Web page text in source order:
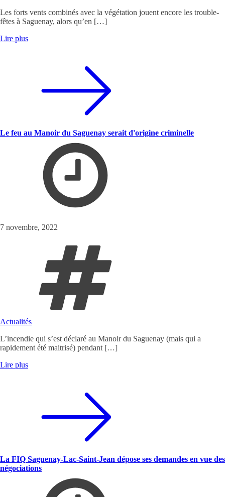
Les forts vents combinés avec la végétation jouent encore les trouble-
fêtes à Saguenay, alors qu’en […]
Lire plus
Le feu au Manoir du Saguenay serait d'origine criminelle
7 novembre, 2022
Actualités
L’incendie qui s’est déclaré au Manoir du Saguenay (mais qui a
rapidement été maitrisé) pendant […]
Lire plus
La FIQ Saguenay-Lac-Saint-Jean dépose ses demandes en vue des
négociations